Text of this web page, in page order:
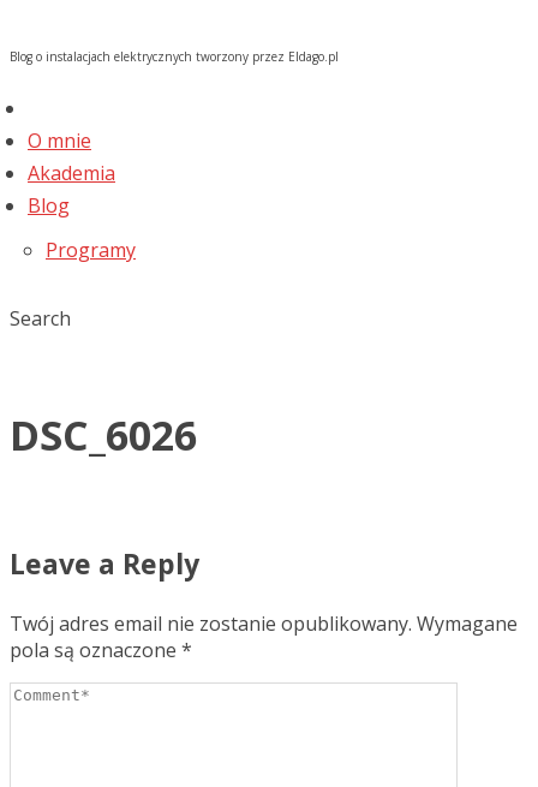
Blog o instalacjach elektrycznych tworzony przez Eldago.pl
O mnie
Akademia
Blog
Programy
Search
DSC_6026
Leave a Reply
Twój adres email nie zostanie opublikowany. Wymagane
pola są oznaczone *